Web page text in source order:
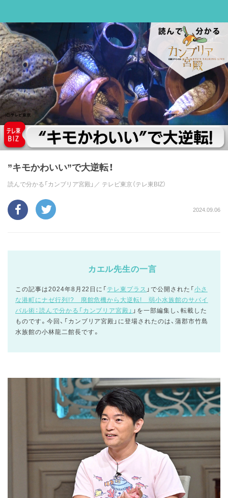
”キモかわいい”で大逆転！
読んで分かる「カンブリア宮殿」／ テレビ東京（テレ東BIZ）
2024.09.06
カエル先生の一言
この記事は2024年8月22日に「テレ東プラス 」で公開された「小さ
な港町にナゼ行列!? 廃館危機から大逆転! 弱小水族館のサバイ
バル術：読んで分かる「カンブリア宮殿」 」を一部編集し、転載した
ものです。今回、「カンブリア宮殿」に登場されたのは、蒲郡市竹島
水族館の小林龍二館長です。